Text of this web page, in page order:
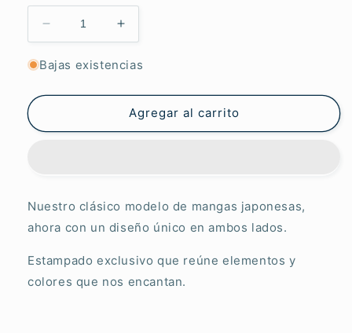
Reducir
cantidad
para
Macarena
Aumentar
cantidad
para
Macarena
Bajas existencias
Agregar al carrito
Nuestro clásico modelo de mangas japonesas,
ahora con un diseño único en ambos lados.
Estampado exclusivo que reúne elementos y
colores que nos encantan.